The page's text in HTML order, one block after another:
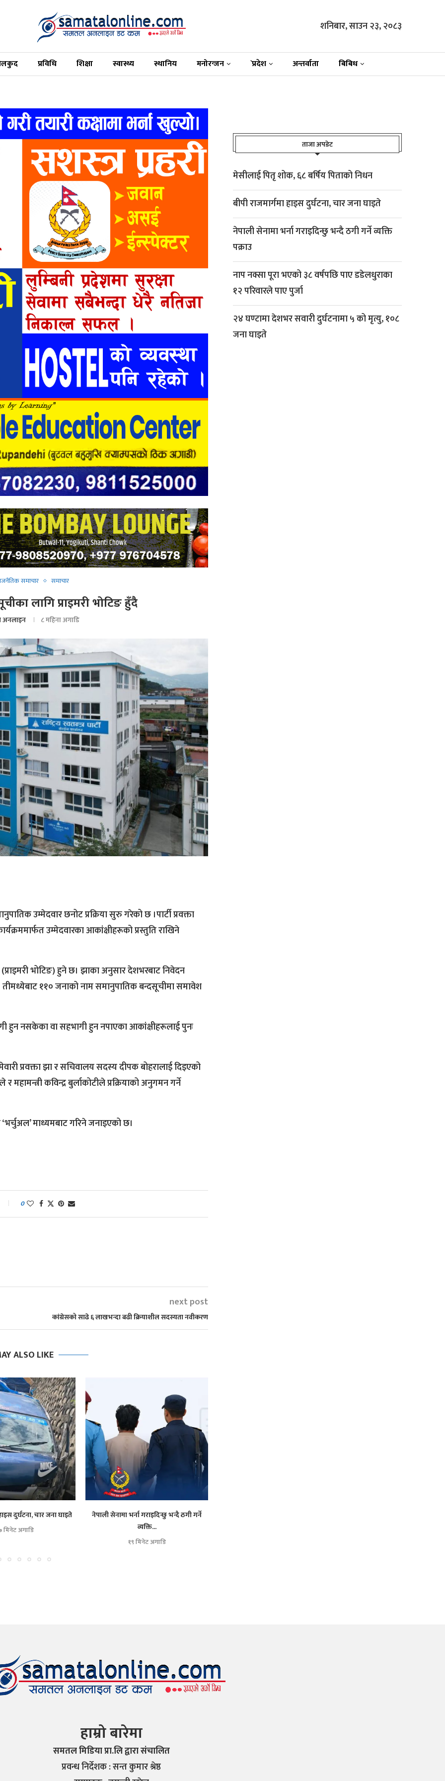
शनिबार, साउन २३, २०८३
प्रविधि शिक्षा स्वास्थ्य स्थानिय मनोरन्जन `प्रदेश अन्तर्वाता बिबिध
समाचार समाचार
लागि प्राइमरी भोटिङ हुँदै
८ महिना अगाडि
उम्मेदवार छनोट प्रक्रिया सुरु गरेको छ ।पार्टी प्रवक्ता
उम्मेदवारका आकांक्षीहरूको प्रस्तुति राखिने
भोटिङ) हुने छ। झाका अनुसार देशभरबाट निवेदन
११० जनाको नाम समानुपातिक बन्दसूचीमा समावेश
नसकेका वा सहभागी हुन नपाएका आकांक्षीहरूलाई पुनः
प्रवक्ता झा र सचिवालय सदस्य दीपक बोहरालाई दिइएको
कविन्द्र बुर्लाकोटीले प्रक्रियाको अनुगमन गर्ने
माध्यमबाट गरिने जनाइएको छ।
0
next post
कांग्रेसको साढे ६ लाखभन्दा बढी क्रियाशील सदस्यता नवीकरण
ALSO LIKE
दुर्घटना, चार जना घाइते
मिनेट अगाडि
नेपाली सेनामा भर्ना गराइदिन्छु भन्दै ठगी गर्ने
व्यक्ति...
१९ मिनेट अगाडि
ताजा अपडेट
मेसीलाई पितृ शोक, ६८ बर्षिय पिताको निधन
बीपी राजमार्गमा हाइस दुर्घटना, चार जना घाइते
नेपाली सेनामा भर्ना गराइदिन्छु भन्दै ठगी गर्ने व्यक्ति
पक्राउ
नाप नक्सा पूरा भएको ३८ वर्षपछि पाए डडेलधुराका
१२ परिवारले पाए पुर्जा
२४ घण्टामा देशभर सवारी दुर्घटनामा ५ को मृत्यु, १०८
जना घाइते
हाम्रो बारेमा
समतल मिडिया प्रा.लि द्वारा संचालित
प्रवन्ध निर्देशक : सन्त कुमार श्रेष्ठ